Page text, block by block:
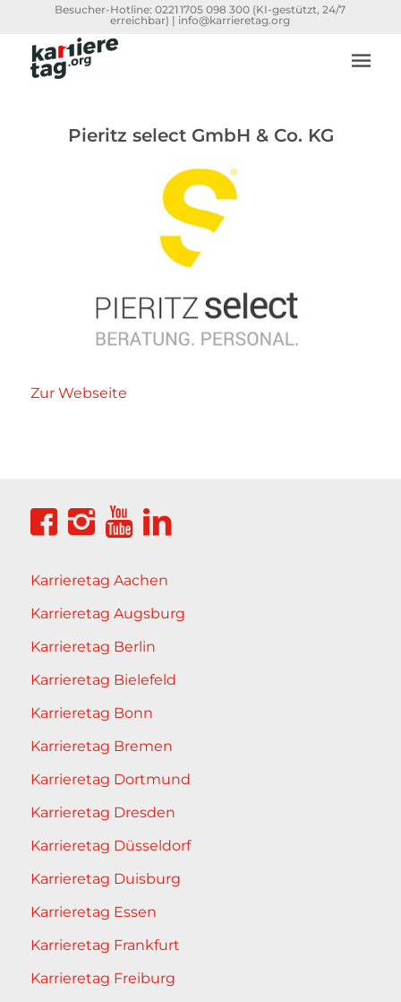
Besucher-Hotline:0221 1705 098 300 (KI-gestützt, 24/7
erreichbar) | info@karrieretag.org
Pieritz select GmbH & Co. KG
Zur Webseite
Karrieretag Aachen
Karrieretag Augsburg
Karrieretag Berlin
Karrieretag Bielefeld
Karrieretag Bonn
Karrieretag Bremen
Karrieretag Dortmund
Karrieretag Dresden
Karrieretag Düsseldorf
Karrieretag Duisburg
Karrieretag Essen
Karrieretag Frankfurt
Karrieretag Freiburg